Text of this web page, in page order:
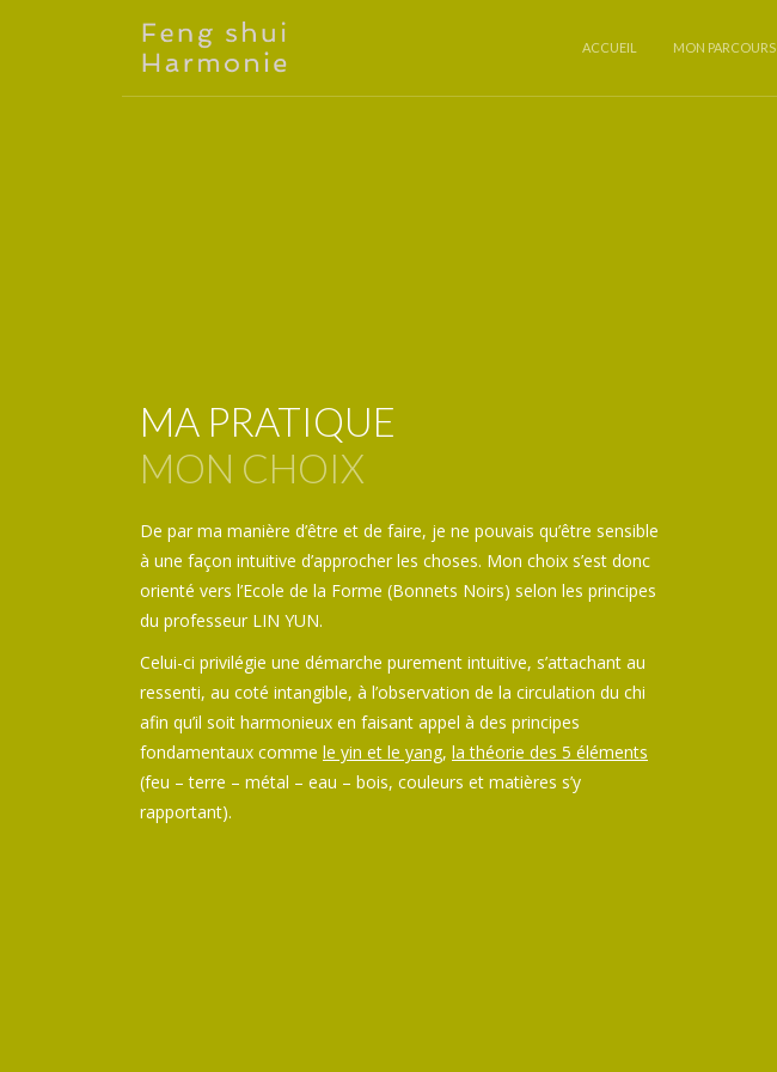
ACCUEIL MON PARCOURS
MA PRATIQUE
MON CHOIX
De par ma manière d’être et de faire, je ne pouvais qu’être sensible
à une façon intuitive d’approcher les choses. Mon choix s’est donc
orienté vers l’Ecole de la Forme (Bonnets Noirs) selon les principes
du professeur LIN YUN.
Celui-ci privilégie une démarche purement intuitive, s’attachant au
ressenti, au coté intangible, à l’observation de la circulation du chi
afin qu’il soit harmonieux en faisant appel à des principes
fondamentaux comme le yin et le yang, la théorie des 5 éléments
(feu – terre – métal – eau – bois, couleurs et matières s’y
rapportant).